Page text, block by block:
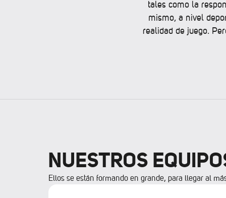
tales como la
mismo, a nivel
realidad de juego.
NUESTROS
Ellos se están formando en grande, para llegar al